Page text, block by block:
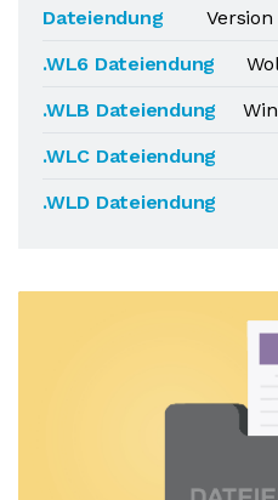
Dateiendung
Version
.WL6 Dateiendung
.WLB Dateiendung
.WLC Dateiendung
.WLD Dateiendung